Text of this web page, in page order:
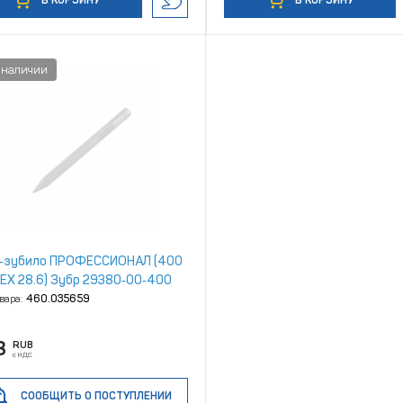
ПРОФЕССИОНАЛ (400
28.6) Зубр 29380‑00‑400
460.035659
RUB
с НДС
СООБЩИТЬ О ПОСТУПЛЕНИИ